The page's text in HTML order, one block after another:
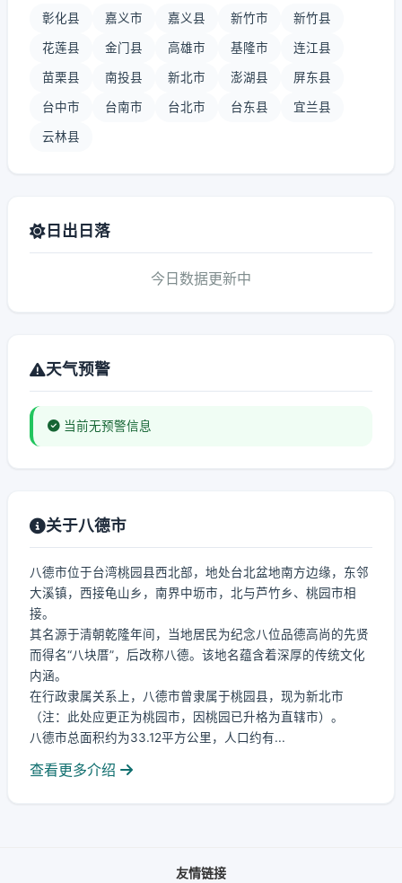
彰化县 嘉义市 嘉义县 新竹市 新竹县
花莲县 金门县 高雄市 基隆市 连江县
苗栗县 南投县 新北市 澎湖县 屏东县
台中市 台南市 台北市 台东县 宜兰县
云林县
日出日落
今日数据更新中
天气预警
当前无预警信息
关于八德市
八德市位于台湾桃园县西北部，地处台北盆地南方边缘，东邻
大溪镇，西接龟山乡，南界中坜市，北与芦竹乡、桃园市相
接。
其名源于清朝乾隆年间，当地居民为纪念八位品德高尚的先贤
而得名“八块厝”，后改称八德。该地名蕴含着深厚的传统文化
内涵。
在行政隶属关系上，八德市曾隶属于桃园县，现为新北市
（注：此处应更正为桃园市，因桃园已升格为直辖市）。
八德市总面积约为33.12平方公里，人口约有...
查看更多介绍
友情链接